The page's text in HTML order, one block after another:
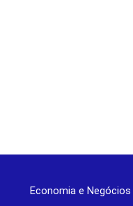
Economia e Negócios